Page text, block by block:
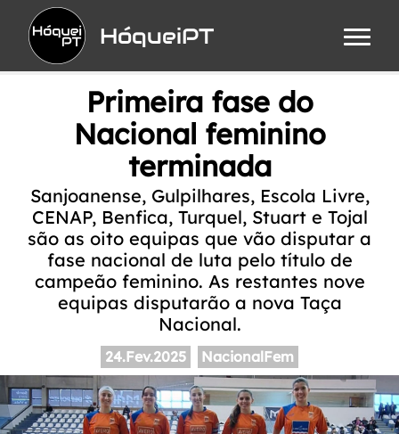
HóqueiPT
Primeira fase do
Nacional feminino
terminada
Sanjoanense, Gulpilhares, Escola Livre,
CENAP, Benfica, Turquel, Stuart e Tojal
são as oito equipas que vão disputar a
fase nacional de luta pelo título de
campeão feminino. As restantes nove
equipas disputarão a nova Taça
Nacional.
24.Fev.2025 NacionalFem